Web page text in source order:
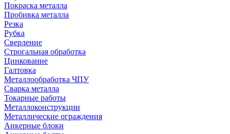
Покраска металла
Пробивка металла
Резка
Рубка
Сверление
Строгальная обработка
Цинкование
Галтовка
Металлообработка ЧПУ
Сварка металла
Токарные работы
Металлоконструкции
Металлические ограждения
Анкерные блоки